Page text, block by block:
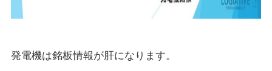
発電機は銘板情報が肝になります。